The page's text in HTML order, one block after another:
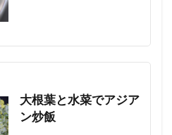
大根葉と水菜でアジア
ン炒飯